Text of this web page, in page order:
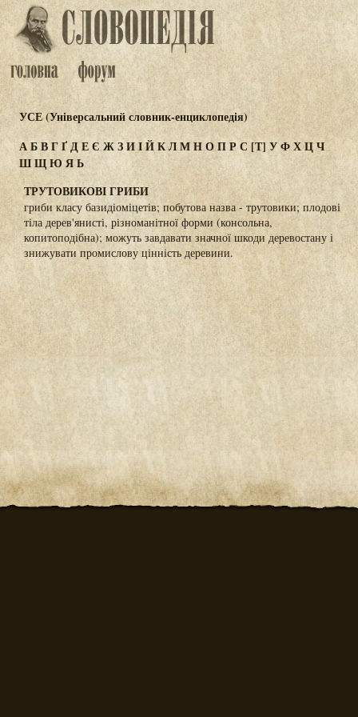
УСЕ (Універсальний словник-енциклопедія)
АБВГҐДЕЄ ЖЗИІЙКЛМНОПРС [Т] УФХЦЧ
ШЩЮЯЬ
ТРУТОВИКОВІ ГРИБИ
гриби класу базидіоміцетів; побутова назва - трутовики; плодові
тіла дерев'янисті, різноманітної форми (консольна,
копитоподібна); можуть завдавати значної шкоди деревостану і
знижувати промислову цінність деревини.